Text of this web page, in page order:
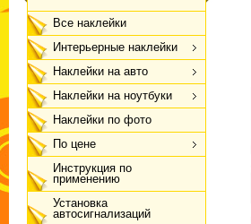
Все наклейки
Интерьерные наклейки
Наклейки на авто
Наклейки на ноутбуки
Наклейки по фото
По цене
Инструкция по
применению
Установка
автосигнализаций